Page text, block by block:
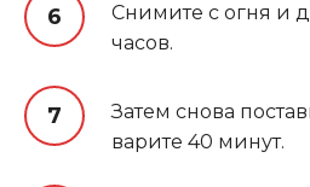
Снимите с огня и
часов.
Затем снова
варите 40 минут.